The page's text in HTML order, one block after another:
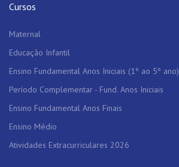
Cursos
Maternal
Educação Infantil
Ensino Fundamental Anos Iniciais (1º ao 5º ano)
Período Complementar - Fund. Anos Iniciais
Ensino Fundamental Anos Finais
Ensino Médio
Atividades Extracurriculares 2026